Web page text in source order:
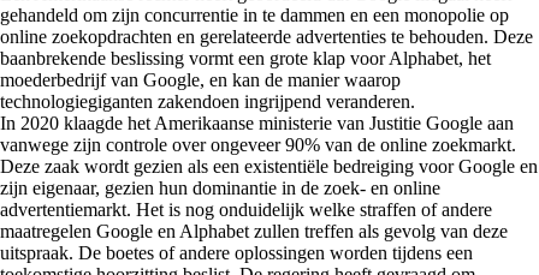
gehandeld om zijn concurrentie in te dammen en een monopolie op
online zoekopdrachten en gerelateerde advertenties te behouden. Deze
baanbrekende beslissing vormt een grote klap voor Alphabet, het
moederbedrijf van Google, en kan de manier waarop
technologiegiganten zakendoen ingrijpend veranderen.
In 2020 klaagde het Amerikaanse ministerie van Justitie Google aan
vanwege zijn controle over ongeveer 90% van de online zoekmarkt.
Deze zaak wordt gezien als een existentiële bedreiging voor Google en
zijn eigenaar, gezien hun dominantie in de zoek- en online
advertentiemarkt. Het is nog onduidelijk welke straffen of andere
maatregelen Google en Alphabet zullen treffen als gevolg van deze
uitspraak. De boetes of andere oplossingen worden tijdens een